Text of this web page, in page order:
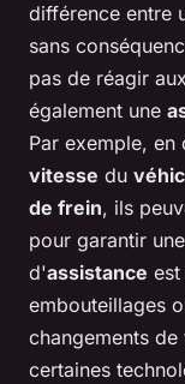
différence entre
sans
pas de réagir
également une
Par exemple, en
vitesse du
de frein, ils
pour garantir
d'assistance
embouteillages
changements de
certaines